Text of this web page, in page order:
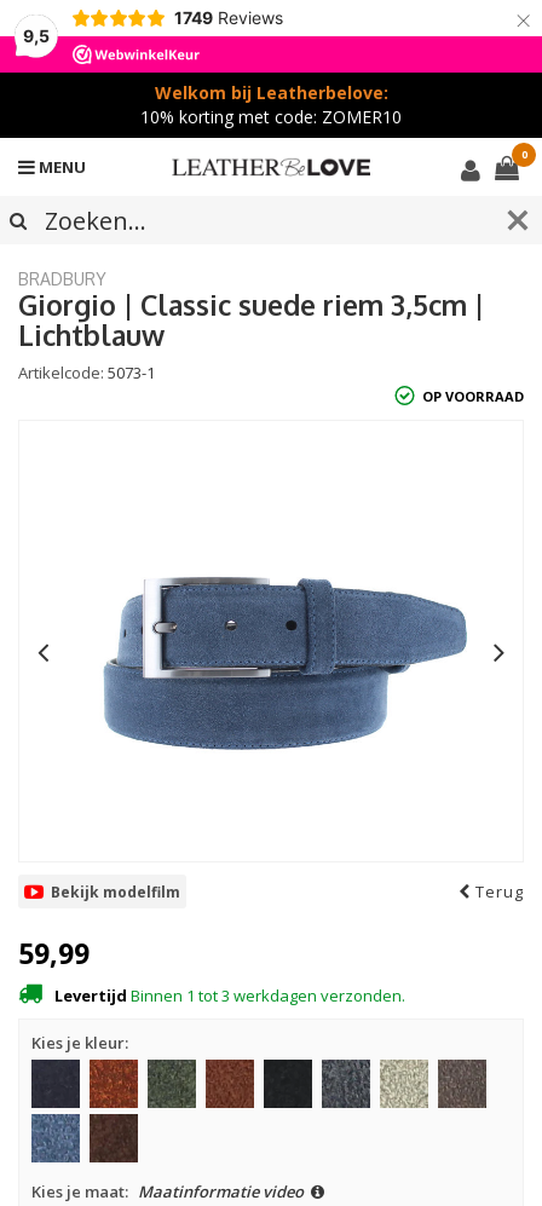
9,5
1749 Reviews ×
Welkom bij Leatherbelove:
10% korting met code: ZOMER10
MENU
0
BRADBURY
Giorgio | Classic suede riem 3,5cm |
Lichtblauw
Artikelcode: 5073-1
OP VOORRAAD
Bekijk modelfilm Terug
59,99
Levertijd Binnen 1 tot 3 werkdagen verzonden.
Kies je kleur:
Kies je maat: Maatinformatie video